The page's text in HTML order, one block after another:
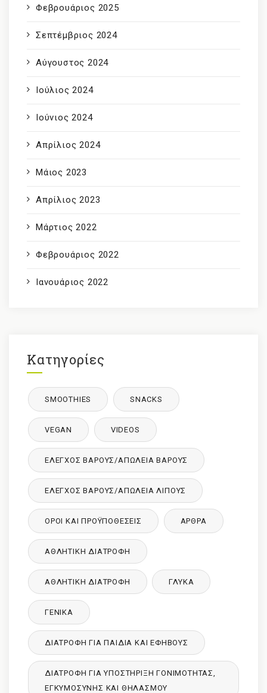
Φεβρουάριος 2025
Σεπτέμβριος 2024
Αύγουστος 2024
Ιούλιος 2024
Ιούνιος 2024
Απρίλιος 2024
Μάιος 2023
Απρίλιος 2023
Μάρτιος 2022
Φεβρουάριος 2022
Ιανουάριος 2022
Κατηγορίες
SMOOTHIES SNACKS
VEGAN VIDEOS
ΈΛΕΓΧΟΣ ΒΆΡΟΥΣ/ΑΠΏΛΕΙΑ ΒΆΡΟΥΣ
ΈΛΕΓΧΟΣ ΒΆΡΟΥΣ/ΑΠΏΛΕΙΑ ΛΊΠΟΥΣ
ΌΡΟΙ ΚΑΙ ΠΡΟΫΠΟΘΈΣΕΙΣ ΑΡΘΡΑ
ΑΘΛΗΤΙΚΉ ΔΙΑΤΡΟΦΉ
ΑΘΛΗΤΙΚΉ ΔΙΑΤΡΟΦΉ ΓΛΥΚΑ
ΓΕΝΙΚΆ
ΔΙΑΤΡΟΦΉ ΓΙΑ ΠΑΙΔΙΆ ΚΑΙ ΕΦΉΒΟΥΣ
ΔΙΑΤΡΟΦΉ ΓΙΑ ΥΠΟΣΤΉΡΙΞΗ ΓΟΝΙΜΌΤΗΤΑΣ,
ΕΓΚΥΜΟΣΎΝΗΣ ΚΑΙ ΘΗΛΑΣΜΟΎ